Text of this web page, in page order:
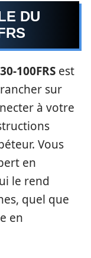
DU
100FRS est
sur
à votre
Vous
en
le rend
quel que
en